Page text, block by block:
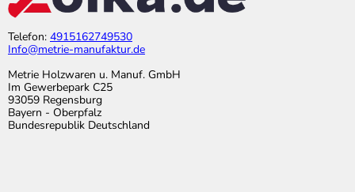
Telefon: 4915162749530
Info@metrie-manufaktur.de
Metrie Holzwaren u. Manuf. GmbH
Im Gewerbepark C25
93059 Regensburg
Bayern - Oberpfalz
Bundesrepublik Deutschland